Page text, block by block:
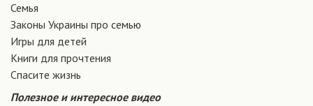
Семья
Законы Украины про семью
Игры для детей
Книги для прочтения
Спасите жизнь
Полезное и интересное видео